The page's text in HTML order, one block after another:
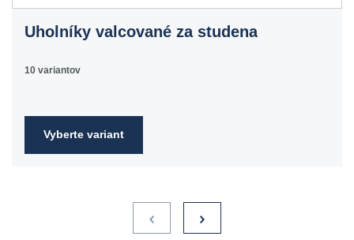
Uholníky valcované za studena
10 variantov
Vyberte variant